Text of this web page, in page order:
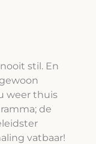
stil. En
weer thuis
de
vatbaar!